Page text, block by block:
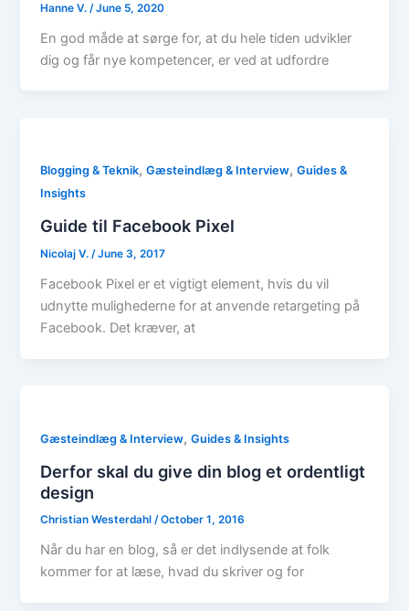
Hanne V. /June 5, 2020
En god måde at sørge for, at du hele tiden udvikler
dig og får nye kompetencer, er ved at udfordre
Blogging & Teknik,Gæsteindlæg & Interview,Guides &
Insights
Guide til Facebook Pixel
Nicolaj V./June 3, 2017
Facebook Pixel er et vigtigt element, hvis du vil
udnytte mulighederne for at anvende retargeting på
Facebook. Det kræver, at
Gæsteindlæg & Interview,Guides & Insights
Derfor skal du give din blog et ordentligt
design
Christian Westerdahl/October 1, 2016
Når du har en blog, så er det indlysende at folk
kommer for at læse, hvad du skriver og for